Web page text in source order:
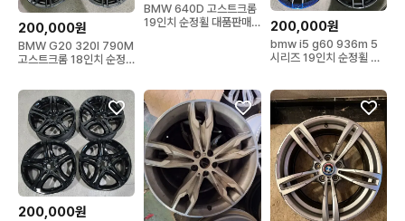
200,000원
BMW G20 320I 790M
고스트크롬 18인치 순정
BMW 640D 고스트크롬
19인치 순정휠 대품판매
200,000원
bmw i5 g60 936m 5
시리즈 19인치 순정휠 대
200,000원